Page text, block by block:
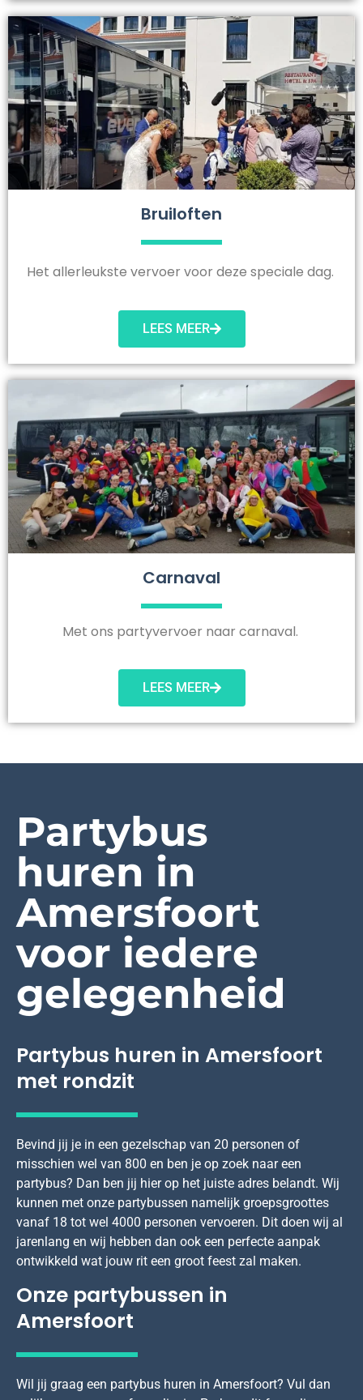
Bruiloften
Het allerleukste vervoer voor deze speciale dag.
LEES MEER
Carnaval
Met ons partyvervoer naar carnaval.
LEES MEER
Partybus
huren in
Amersfoort
voor iedere
gelegenheid
Partybus huren in Amersfoort
met rondzit
Bevind jij je in een gezelschap van 20 personen of
misschien wel van 800 en ben je op zoek naar een
partybus? Dan ben jij hier op het juiste adres belandt. Wij
kunnen met onze partybussen namelijk groepsgroottes
vanaf 18 tot wel 4000 personen vervoeren. Dit doen wij al
jarenlang en wij hebben dan ook een perfecte aanpak
ontwikkeld wat jouw rit een groot feest zal maken.
Onze partybussen in
Amersfoort
Wil jij graag een partybus huren in Amersfoort? Vul dan